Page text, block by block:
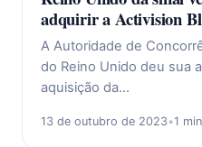
adquirir a Activision
A Autoridade de
do Reino Unido deu sua
aquisição da…
13 de outubro de 2023•1